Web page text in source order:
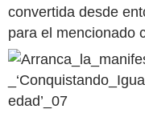
convertida desde
para el mencionado